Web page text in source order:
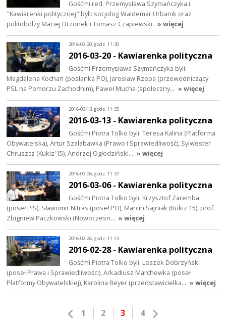
Gośćmi red. Przemysława Szymańczyka i
"Kawiarenki politycznej" byli: socjolog Waldemar Urbanik oraz
politolodzy Maciej Drzonek i Tomasz Czapiewski. » więcej
2016-03-20, godz. 11:30
2016-03-20 - Kawiarenka polityczna
Gośćmi Przemysława Szymańczyka byli:
Magdalena Kochan (posłanka PO), Jarosław Rzepa (przewodniczący
PSL na Pomorzu Zachodnim), Paweł Mucha (społeczny… » więcej
2016-03-13, godz. 11:35
2016-03-13 - Kawiarenka polityczna
Gośćmi Piotra Tolko byli: Teresa Kalina (Platforma
Obywatelska), Artur Szałabawka (Prawo i Sprawiedliwość), Sylwester
Chruszcz (Kukiz'15), Andrzej Ogłodziński… » więcej
2016-03-06, godz. 11:37
2016-03-06 - Kawiarenka polityczna
Gośćmi Piotra Tolko byli: Krzysztof Zaremba
(poseł PiS), Sławomir Nitras (poseł PO), Marcin Sajniak (Kukiz'15), prof.
Zbigniew Paczkowski (Nowoczesn… » więcej
2016-02-28, godz. 11:13
2016-02-28 - Kawiarenka polityczna
Gośćmi Piotra Tolko byli: Leszek Dobrzyński
(poseł Prawa i Sprawiedliwości), Arkadiusz Marchewka (poseł
Platformy Obywatelskiej), Karolina Beyer (przedstawicielka… » więcej
1 2 3 4